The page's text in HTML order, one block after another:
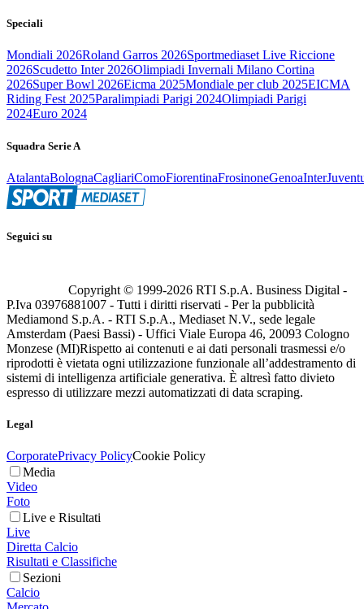
Speciali
Mondiali 2026Roland Garros 2026Sportmediaset Live Riccione
2026Scudetto Inter 2026Olimpiadi Invernali Milano Cortina
2026Super Bowl 2026Eicma 2025Mondiale per club 2025EICMA
Riding Fest 2025Paralimpiadi Parigi 2024Olimpiadi Parigi
2024Euro 2024
Squadra Serie A
AtalantaBolognaCagliariComoFiorentinaFrosinoneGenoaInter
Seguici su
Copyright © 1999-2026 RTI S.p.A. Business Digital -
P.Iva 03976881007 - Tutti i diritti riservati - Per la pubblicità
Mediamond S.p.A. - RTI S.p.A., Mediaset N.V., sede legale
Amsterdam (Paesi Bassi) - Uffici Viale Europa 46, 20093 Cologno
Monzese (MI)Rispetto ai contenuti e ai dati personali trasmessi e/o
riprodotti è vietata ogni utilizzazione funzionale all’addestramento di
sistemi di intelligenza artificiale generativa. È altresì fatto divieto
espresso di utilizzare mezzi automatizzati di data scraping.
Legal
CorporatePrivacy PolicyCookie Policy
Media
Video
Foto
Live e Risultati
Live
Diretta Calcio
Risultati e Classifiche
Sezioni
Calcio